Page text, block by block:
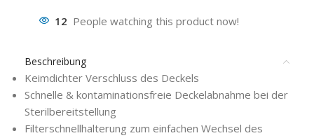
12 People watching this product now!
Beschreibung
Keimdichter Verschluss des Deckels
Schnelle & kontaminationsfreie Deckelabnahme bei der
Sterilbereitstellung
Filterschnellhalterung zum einfachen Wechsel des